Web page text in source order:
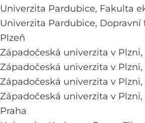
Univerzita Pardubice, Fakulta
Univerzita Pardubice, Dopravní
Plzeň
Západočeská univerzita v Plzni,
Západočeská univerzita v Plzni,
Západočeská univerzita v Plzni,
Západočeská univerzita v Plzni,
Praha